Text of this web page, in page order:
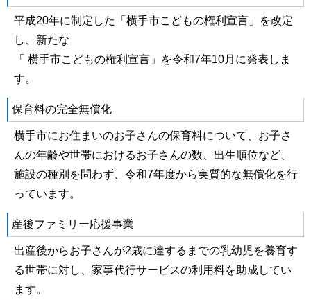
平成20年に制定した「横手市こどもの権利宣言」を改定
し、新たな
「 横手市こどもの権利宣言」を令和7年10月に発表しま
す。
保育料の完全無償化
横手市にお住まいのお子さんの保育料について、お子さ
んの年齢や世帯におけるお子さんの数、出生順位など、
施設の種別を問わず、令和7年度から実質的な無償化を行
っています。
産後ファミリー応援事業
出産後からお子さんが2歳に達するまでの乳幼児を養育す
る世帯に対し、家事代行サービスの利用料を助成してい
ます。